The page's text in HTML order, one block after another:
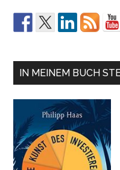
IN MEINEM BUCH